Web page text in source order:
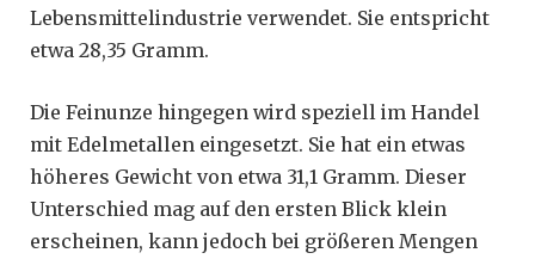
Lebensmittelindustrie verwendet. Sie entspricht
etwa 28,35 Gramm.
Die Feinunze hingegen wird speziell im Handel
mit Edelmetallen eingesetzt. Sie hat ein etwas
höheres Gewicht von etwa 31,1 Gramm. Dieser
Unterschied mag auf den ersten Blick klein
erscheinen, kann jedoch bei größeren Mengen